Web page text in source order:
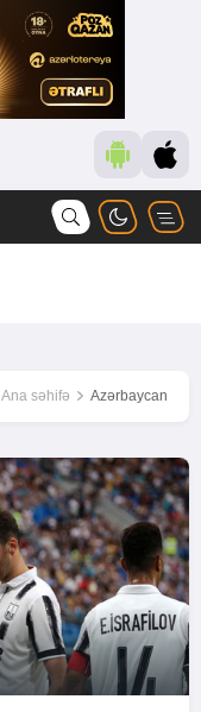
Ana səhifə Azərbaycan